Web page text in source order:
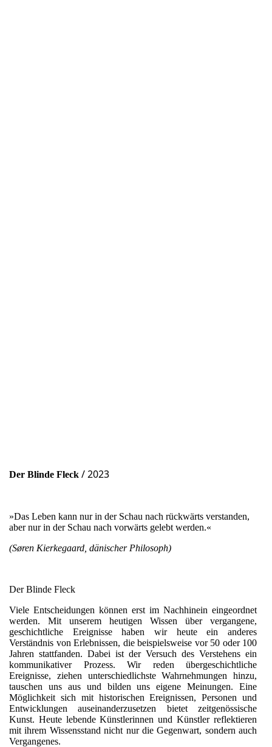
Der Blinde Fleck / 2023
»Das Leben kann nur in der Schau nach rückwärts verstanden,
aber nur in der Schau nach vorwärts gelebt werden.«
(Søren Kierkegaard, dänischer Philosoph)
Der Blinde Fleck
Viele Entscheidungen können erst im Nachhinein eingeordnet
werden. Mit unserem heutigen Wissen über vergangene,
geschichtliche Ereignisse haben wir heute ein anderes
Verständnis von Erlebnissen, die beispielsweise vor 50 oder 100
Jahren stattfanden. Dabei ist der Versuch des Verstehens ein
kommunikativer Prozess. Wir reden übergeschichtliche
Ereignisse, ziehen unterschiedlichste Wahrnehmungen hinzu,
tauschen uns aus und bilden uns eigene Meinungen. Eine
Möglichkeit sich mit historischen Ereignissen, Personen und
Entwicklungen auseinanderzusetzen bietet zeitgenössische
Kunst. Heute lebende Künstlerinnen und Künstler reflektieren
mit ihrem Wissensstand nicht nur die Gegenwart, sondern auch
Vergangenes.